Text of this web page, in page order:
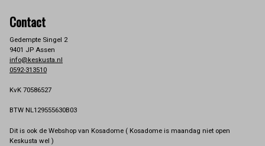
Contact
Gedempte Singel 2
9401 JP Assen
info@keskusta.nl
0592-313510
KvK 70586527
BTW NL129555630B03
Dit is ook de Webshop van Kosadome ( Kosadome is maandag niet open
Keskusta wel )